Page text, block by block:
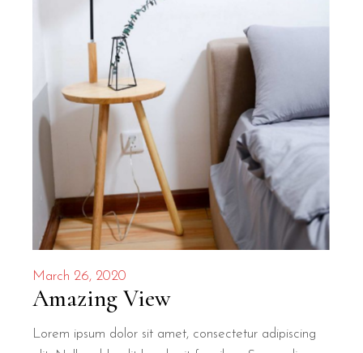
March 26, 2020
Amazing View
Lorem ipsum dolor sit amet, consectetur adipiscing